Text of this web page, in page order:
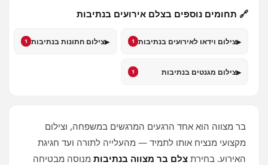
🔗 תחומים נוספים בצלם אירועים בנתיבות
▸צילום וידאו לאירועים בנתיבות 1
▸צילום חתונות בנתיבות 1
▸צילום מגנטים בנתיבות 1
בר מצווה הוא אחד הרגעים המרגשים במשפחה, וצילום
מקצועי מנציח אותו לתמיד — מהעלייה לתורה ועד חגיגת
האירוע. בחירת צלם בר מצווה בנתיבות מנוסה מבטיחה